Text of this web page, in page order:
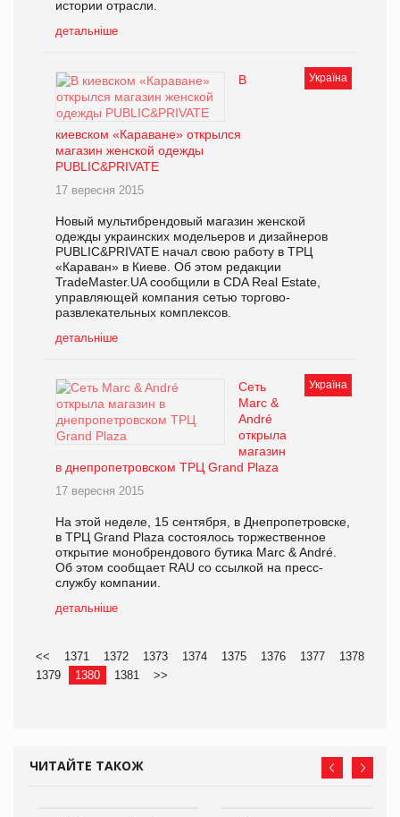
истории отрасли.
детальніше
Україна
В
киевском «Караване» открылся
магазин женской одежды
PUBLIC&PRIVATE
17 вересня 2015
Новый мультибрендовый магазин женской
одежды украинских модельеров и дизайнеров
PUBLIC&PRIVATE начал свою работу в ТРЦ
«Караван» в Киеве. Об этом редакции
TradeMaster.UA сообщили в CDA Real Estate,
управляющей компания сетью торгово-
развлекательных комплексов.
детальніше
Україна
Сеть
Marc &
André
открыла
магазин
в днепропетровском ТРЦ Grand Plaza
17 вересня 2015
На этой неделе, 15 сентября, в Днепропетровске,
в ТРЦ Grand Plaza состоялось торжественное
открытие монобрендового бутика Marc & André.
Об этом сообщает RAU со ссылкой на пресс-
службу компании.
детальніше
<< 1371 1372 1373 1374 1375 1376 1377
1378
1379
1380 1381 >>
ЧИТАЙТЕ ТАКОЖ